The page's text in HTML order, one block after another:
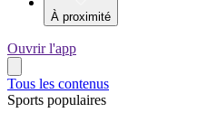
À proximité
Ouvrir l'app
Tous les contenus
Sports populaires